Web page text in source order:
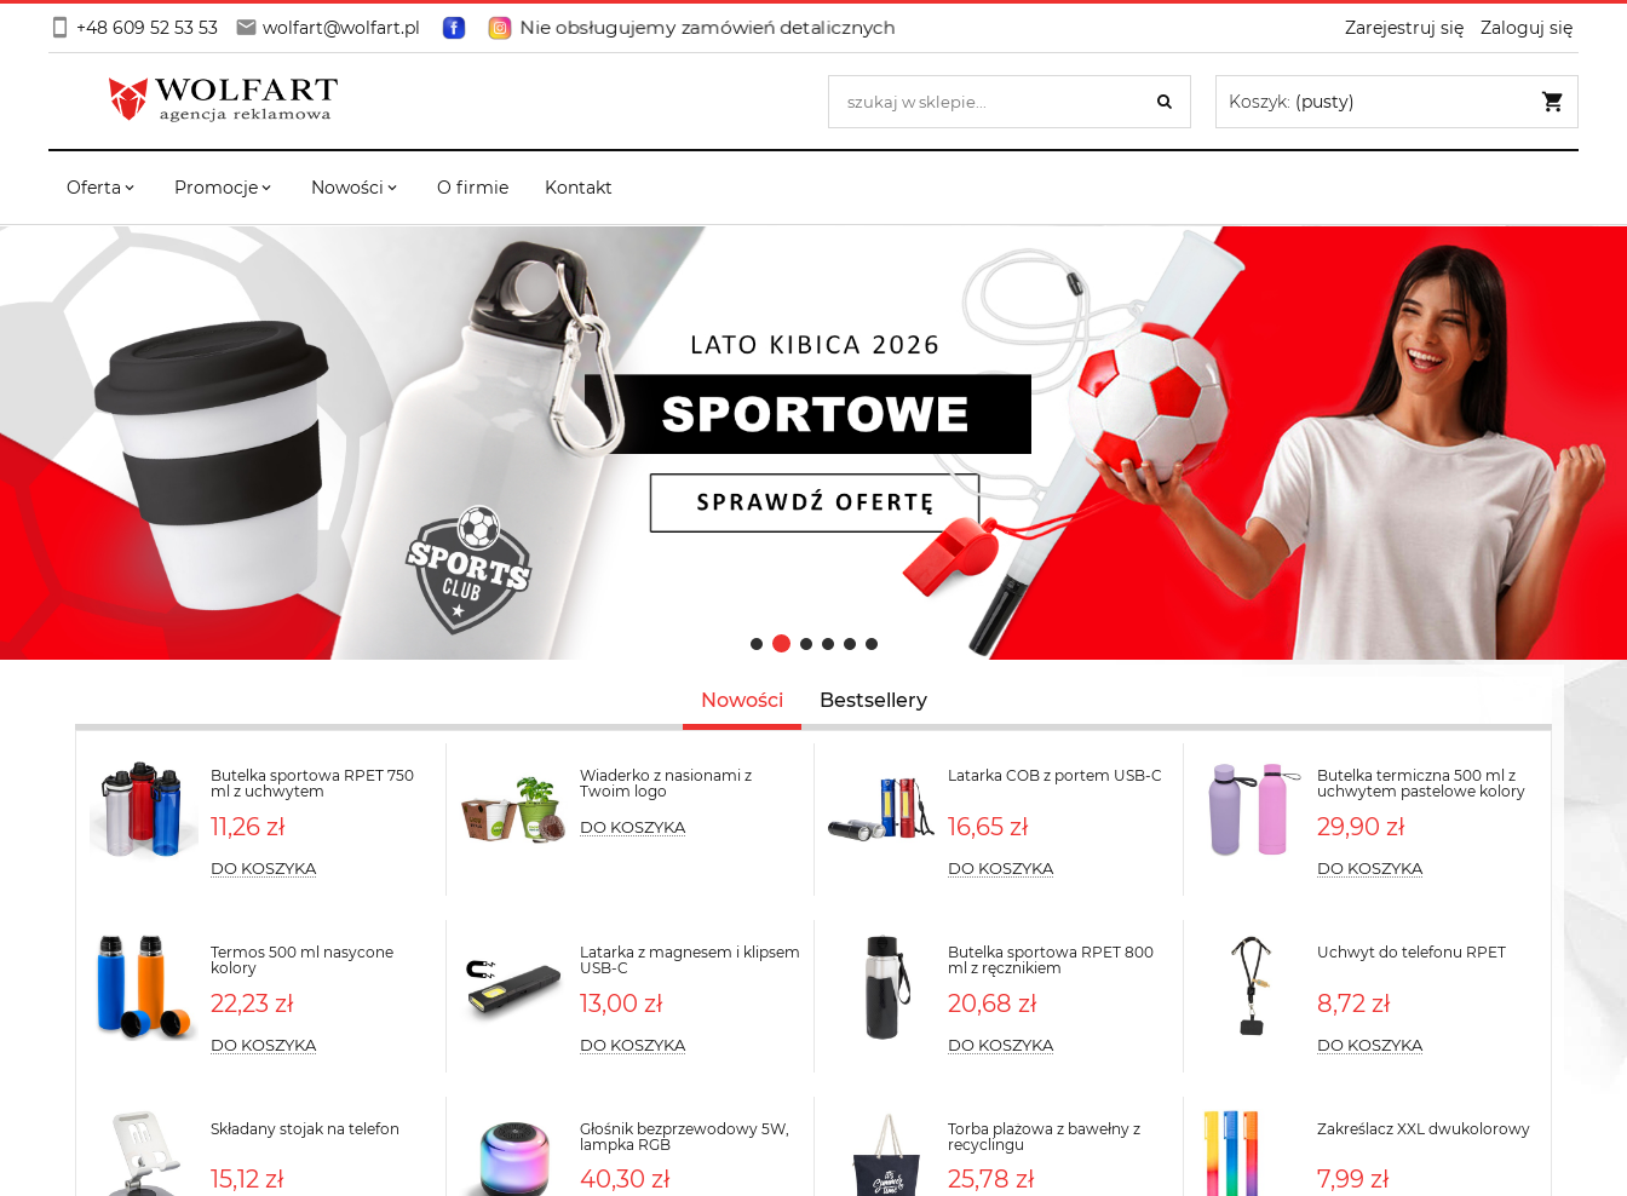
+48 609 52 53 53 wolfart@wolfart.pl Nie obsługujemy zamówień detalicznych Zarejestruj się Zaloguj się
Koszyk: (pusty)
Oferta Promocje Nowości O firmie Kontakt
Nowości Bestsellery
Butelka sportowa RPET 750
ml z uchwytem
11,26 zł
DO KOSZYKA
Wiaderko z nasionami z
Twoim logo
DO KOSZYKA
Latarka COB z portem USB-C
16,65 zł
DO KOSZYKA
Butelka termiczna 500 ml z
uchwytem pastelowe kolory
29,90 zł
DO KOSZYKA
Termos 500 ml nasycone
kolory
22,23 zł
DO KOSZYKA
Latarka z magnesem i klipsem
USB-C
13,00 zł
DO KOSZYKA
Butelka sportowa RPET 800
ml z ręcznikiem
20,68 zł
DO KOSZYKA
Uchwyt do telefonu RPET
8,72 zł
DO KOSZYKA
Składany stojak na telefon
15,12 zł
Głośnik bezprzewodowy 5W,
lampka RGB
40,30 zł
Torba plażowa z bawełny z
recyclingu
25,78 zł
Zakreślacz XXL dwukolorowy
7,99 zł